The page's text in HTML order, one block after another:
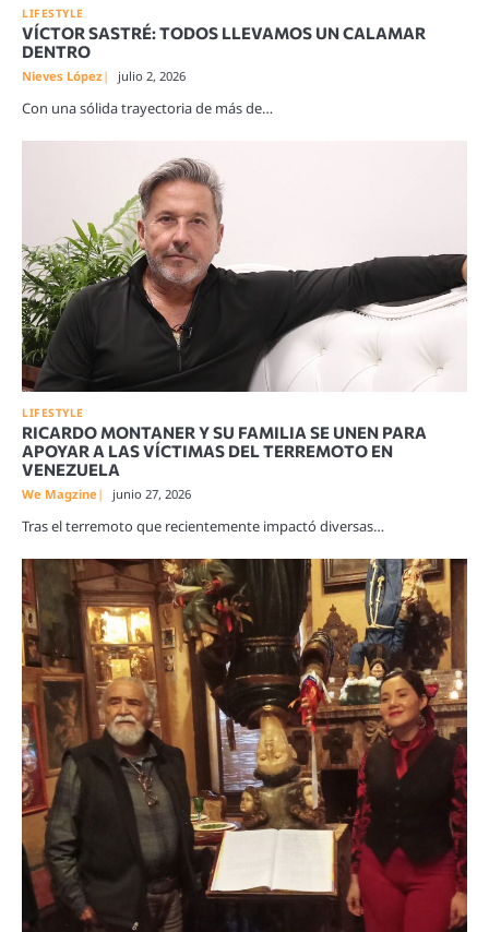
LIFESTYLE
VÍCTOR SASTRÉ: TODOS LLEVAMOS UN CALAMAR
DENTRO
Nieves López julio 2, 2026
Con una sólida trayectoria de más de…
LIFESTYLE
RICARDO MONTANER Y SU FAMILIA SE UNEN PARA
APOYAR A LAS VÍCTIMAS DEL TERREMOTO EN
VENEZUELA
We Magzine junio 27, 2026
Tras el terremoto que recientemente impactó diversas…